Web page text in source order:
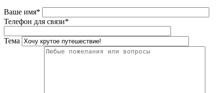
Ваше имя*
Телефон для связи*
Тема